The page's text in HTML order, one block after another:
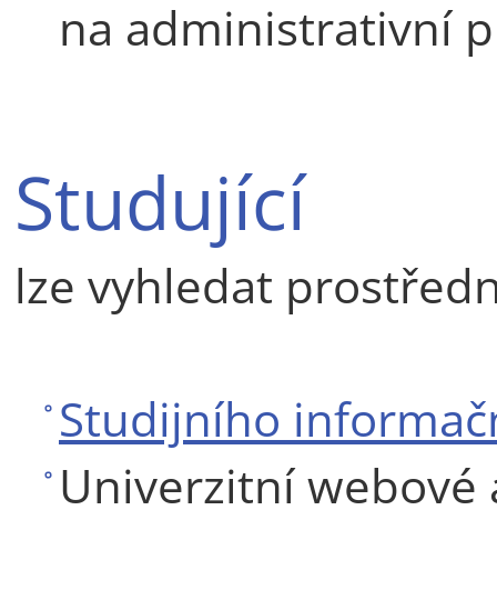
na administrativní
Studující
lze vyhledat
Studijního
Univerzitní